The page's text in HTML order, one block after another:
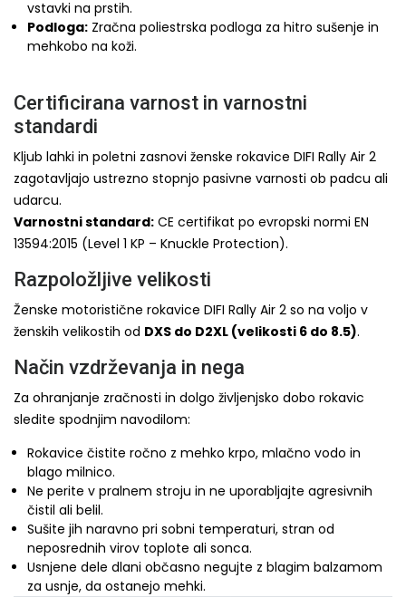
vstavki na prstih.
Podloga: Zračna poliestrska podloga za hitro sušenje in
mehkobo na koži.
Certificirana varnost in varnostni
standardi
Kljub lahki in poletni zasnovi ženske rokavice DIFI Rally Air 2
zagotavljajo ustrezno stopnjo pasivne varnosti ob padcu ali
udarcu.
Varnostni standard: CE certifikat po evropski normi EN
13594:2015 (Level 1 KP – Knuckle Protection).
Razpoložljive velikosti
Ženske motoristične rokavice DIFI Rally Air 2 so na voljo v
ženskih velikostih od DXS do D2XL (velikosti 6 do 8.5).
Način vzdrževanja in nega
Za ohranjanje zračnosti in dolgo življenjsko dobo rokavic
sledite spodnjim navodilom:
Rokavice čistite ročno z mehko krpo, mlačno vodo in
blago milnico.
Ne perite v pralnem stroju in ne uporabljajte agresivnih
čistil ali belil.
Sušite jih naravno pri sobni temperaturi, stran od
neposrednih virov toplote ali sonca.
Usnjene dele dlani občasno negujte z blagim balzamom
za usnje, da ostanejo mehki.